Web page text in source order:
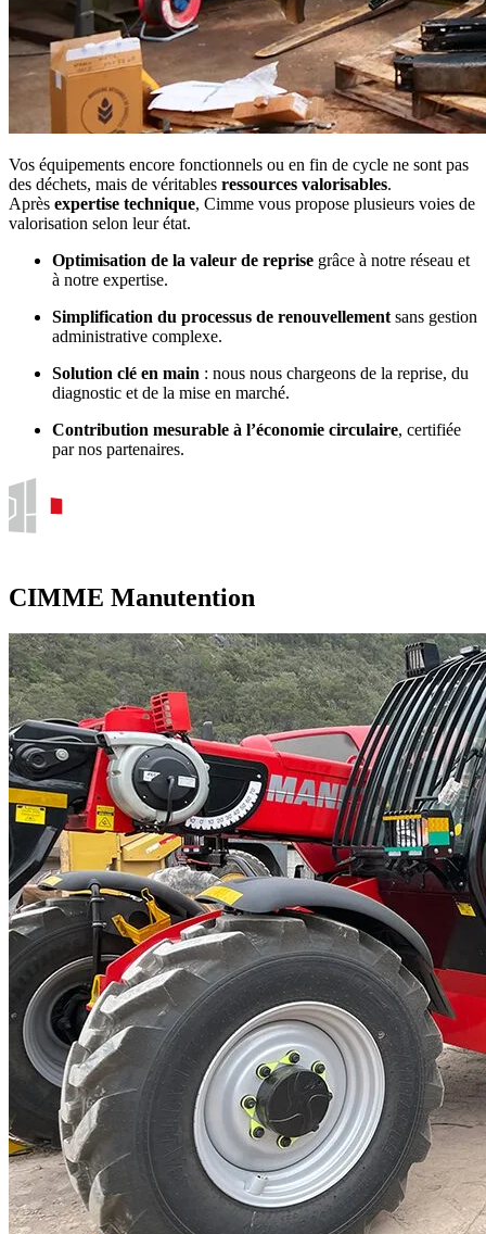
Vos équipements encore fonctionnels ou en fin de cycle ne sont pas
des déchets, mais de véritables ressources valorisables.
Après expertise technique, Cimme vous propose plusieurs voies de
valorisation selon leur état.
Optimisation de la valeur de reprise grâce à notre réseau et
à notre expertise.
Simplification du processus de renouvellement sans gestion
administrative complexe.
Solution clé en main : nous nous chargeons de la reprise, du
diagnostic et de la mise en marché.
Contribution mesurable à l’économie circulaire, certifiée
par nos partenaires.
CIMME Manutention